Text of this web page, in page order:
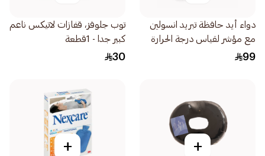
دواء أيد حافظة تبريد انسولين
مع مؤشر لقياس درجة الحرارة
1قطعة
99
توب جلوفز، قفازات لاتيكس ناعم
كبير جدا - 1قطعة
30
+
+